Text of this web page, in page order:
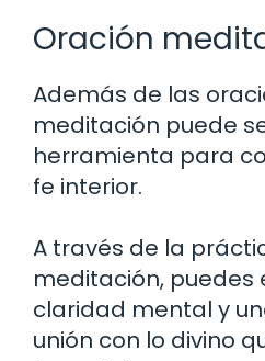
Oración
Además de las
meditación puede
herramienta para
fe interior.
A través de la
meditación, puedes
claridad mental y
unión con lo divino